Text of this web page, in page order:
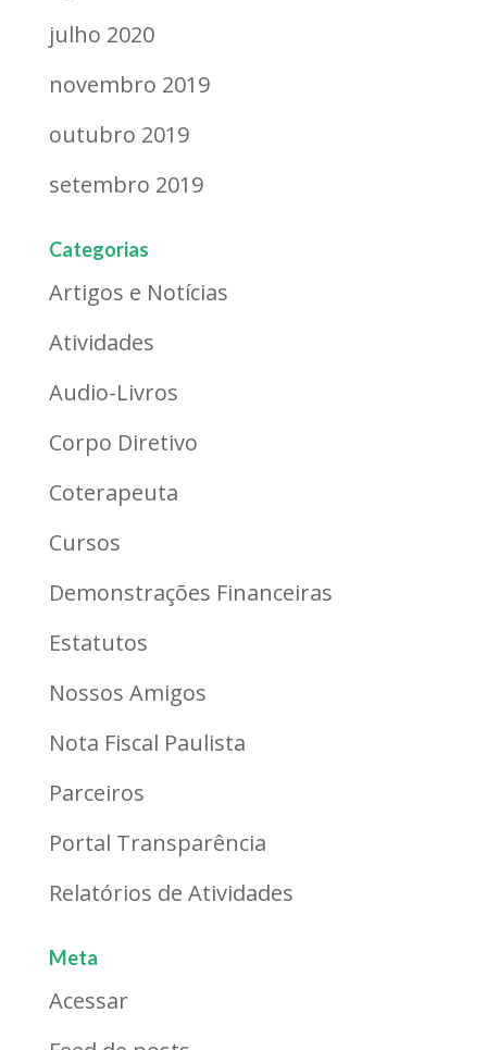
julho 2020
novembro 2019
outubro 2019
setembro 2019
Categorias
Artigos e Notícias
Atividades
Audio-Livros
Corpo Diretivo
Coterapeuta
Cursos
Demonstrações Financeiras
Estatutos
Nossos Amigos
Nota Fiscal Paulista
Parceiros
Portal Transparência
Relatórios de Atividades
Meta
Acessar